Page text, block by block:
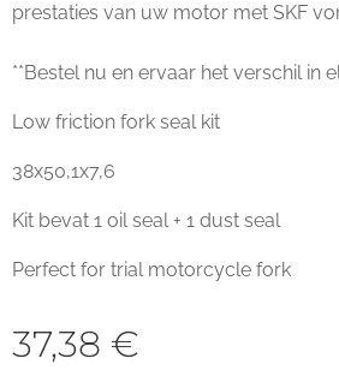
prestaties van uw motor met SKF
**Bestel nu en ervaar het verschil in
Low friction fork seal kit
38x50,1x7,6
Kit bevat 1 oil seal + 1 dust seal
Perfect for trial motorcycle fork
37,38 €